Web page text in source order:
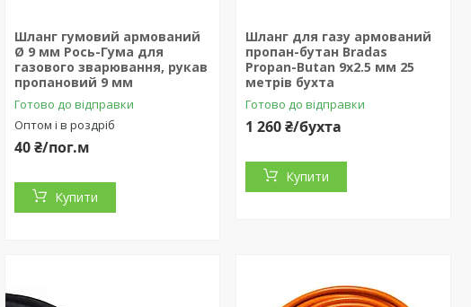
Шланг гумовий армований
Ø 9 мм Рось-Гума для
газового зварювання, рукав
пропановий 9 мм
Готово до відправки
Оптом і в роздріб
40 ₴/пог.м
Купити
Шланг для газу армований
пропан-бутан Bradas
Propan-Butan 9х2.5 мм 25
метрів бухта
Готово до відправки
1 260 ₴/бухта
Купити